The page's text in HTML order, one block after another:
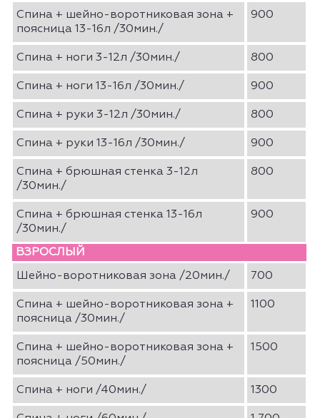
Спина + шейно-воротниковая зона +
поясница 13-16л /30мин./
900
Спина + ноги 3-12л /30мин./ 800
Спина + ноги 13-16л /30мин./ 900
Спина + руки 3-12л /30мин./ 800
Спина + руки 13-16л /30мин./ 900
Спина + брюшная стенка 3-12л
/30мин./
800
Спина + брюшная стенка 13-16л
/30мин./
900
ВЗРОСЛЫЙ
Шейно-воротниковая зона /20мин./ 700
Спина + шейно-воротниковая зона +
поясница /30мин./
1100
Спина + шейно-воротниковая зона +
поясница /50мин./
1500
Спина + ноги /40мин./ 1300